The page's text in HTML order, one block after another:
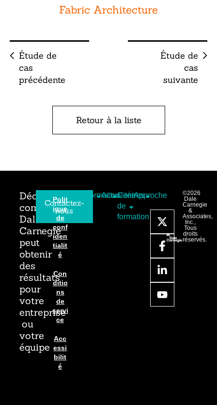
Fabric Architecture
Étude de
cas
précédente
Retour à la liste
Étude de
cas
suivante
Découvrez
comment
Dale
Carnegie
peut
obtenir
des
résultats
pour
votre
entreprise
ou
votre
équipe
Contactez-
nous
Polit
ique
de
conf
iden
tialit
é
Con
ditio
ns
de
servi
ce
Acc
essi
bilit
é
Formation
Actualités
Centres
de
formation
Approche
©2026
Dale
Carnegie
&
Associates,
Inc.,
Tous
droits
réservés.